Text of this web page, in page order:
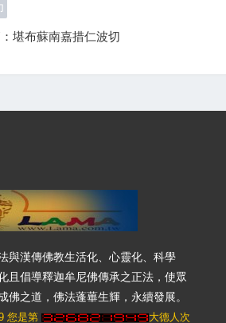
：堪布蘇南嘉措仁波切
與漢傳佛教生活化、心靈化、科學
且倡導釋迦牟尼佛傳承之正法，使眾
佛之道，佛法蓬蓽生輝，永續發展。
您是第 大德人次